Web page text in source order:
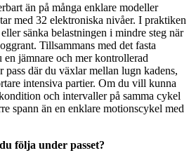
än på många enklare modeller
med 32 elektroniska nivåer. I praktiken
sänka belastningen i mindre steg när
Tillsammans med det fasta
jämnare och mer kontrollerad
pass där du växlar mellan lugn kadens,
intensiva partier. Om du vill kunna
och intervaller på samma cykel
spann än en enklare motionscykel med
följa under passet?